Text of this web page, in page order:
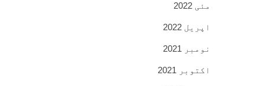
مئی 2022
اپریل 2022
نومبر 2021
اکتوبر 2021